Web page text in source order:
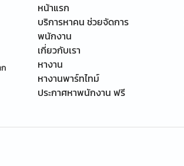
หน้าแรก
บริการหาคน ช่วยจัดการ
พนักงาน
เกี่ยวกับเรา
หางาน
หางานพาร์ทไทม์
ประกาศหาพนักงาน ฟรี